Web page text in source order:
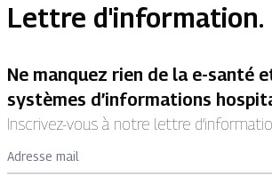
Lettre d'information.
Ne manquez rien de la e-santé
systèmes d’informations
Inscrivez-vous à notre lettre
Adresse mail